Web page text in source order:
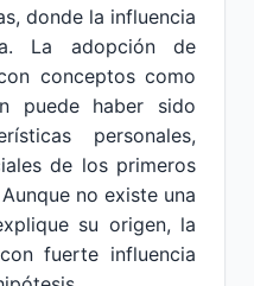
donde la influencia
La adopción de
conceptos como
puede haber sido
personales,
de los primeros
no existe una
su origen, la
fuerte influencia